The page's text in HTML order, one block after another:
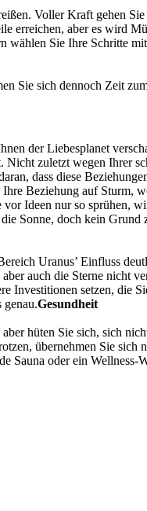
Voller Kraft gehen
erreichen, aber es wird
wählen Sie Ihre Schritte
Sie sich dennoch Zeit
der Liebesplanet
zuletzt wegen Ihrer
dass diese
Beziehung auf Sturm,
Ideen nur so sprühen,
Sonne, doch kein
Uranus’ Einfluss
auch die Sterne nicht
Investitionen setzen, die
Gesundheit
hüten Sie sich, sich
übernehmen Sie sich
Sauna oder ein Wellness-